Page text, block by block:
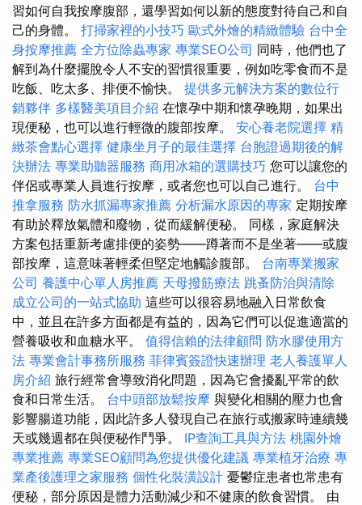
習如何自我按摩腹部，還學習如何以新的態度對待自己和自
己的身體。 打掃家裡的小技巧 歐式外燴的精緻體驗 台中全
身按摩推薦 全方位除蟲專家 專業SEO公司 同時，他們也了
解到為什麼擺脫令人不安的習慣很重要，例如吃零食而不是
吃飯、吃太多、排便不愉快。 提供多元解決方案的數位行
銷夥伴 多樣醫美項目介紹 在懷孕中期和懷孕晚期，如果出
現便秘，也可以進行輕微的腹部按摩。 安心養老院選擇 精
緻茶會點心選擇 健康坐月子的最佳選擇 台胞證過期後的解
決辦法 專業助聽器服務 商用冰箱的選購技巧 您可以讓您的
伴侶或專業人員進行按摩，或者您也可以自己進行。 台中
推拿服務 防水抓漏專家推薦 分析漏水原因的專家 定期按摩
有助於釋放氣體和廢物，從而緩解便秘。 同樣，家庭解決
方案包括重新考慮排便的姿勢——蹲著而不是坐著——或腹
部按摩，這意味著輕柔但堅定地觸診腹部。 台南專業搬家
公司 養護中心單人房推薦 天母撥筋療法 跳蚤防治與清除
成立公司的一站式協助 這些可以很容易地融入日常飲食
中，並且在許多方面都是有益的，因為它們可以促進適當的
營養吸收和血糖水平。 值得信賴的法律顧問 防水膠使用方
法 專業會計事務所服務 菲律賓簽證快速辦理 老人養護單人
房介紹 旅行經常會導致消化問題，因為它會擾亂平常的飲
食和日常生活。 台中頭部放鬆按摩 與變化相關的壓力也會
影響腸道功能，因此許多人發現自己在旅行或搬家時連續幾
天或幾週都在與便秘作鬥爭。 IP查詢工具與方法 桃園外燴
專業推薦 專業SEO顧問為您提供優化建議 專業植牙治療 專
業產後護理之家服務 個性化裝潢設計 憂鬱症患者也常患有
便秘，部分原因是體力活動減少和不健康的飲食習慣。 由